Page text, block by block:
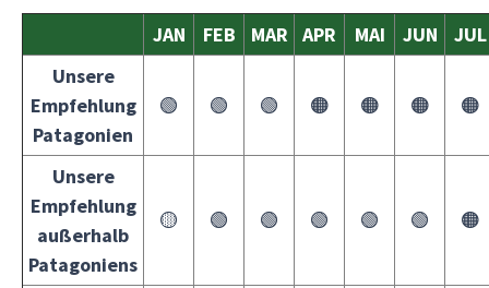
JAN FEB MAR APR MAI JUN
JUL
Unsere
Empfehlung
Patagonien
🟢 🟢 🟢 🟠 🟠 🟠 🟠
Unsere
Empfehlung
außerhalb
Patagoniens
🟡 🟢 🟢 🟢 🟢 🟢 🟠